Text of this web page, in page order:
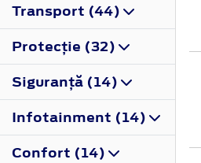
Transport (44)
Protecţie (32)
Siguranţă (14)
Infotainment (14)
Confort (14)